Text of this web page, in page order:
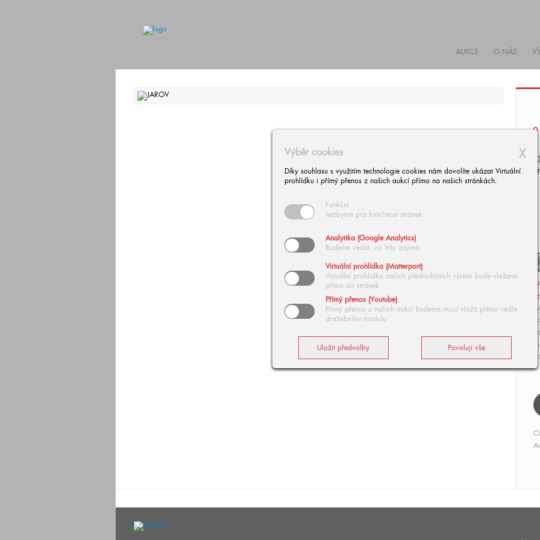
AUKCE O NÁS
X
Výběr cookies
Díky souhlasu s využitím technologie cookies nám dovolíte ukázat Virtuální
prohlídku i přímý přenos z našich aukcí přímo na našich stránkách.
Funkční
nezbytné pro funkčnost stránek
Analytika (Google Analytics)
Budeme vědět, co Vás zajímá
Virtuální prohlídka (Matterport)
Virtuální prohlídka našich předaukčních výstav bude vložena
přímo do stránek
Přímý přenos (Youtube)
Přímý přenos z našich aukcí budeme moci vložit přímo vedle
dražebního modulu